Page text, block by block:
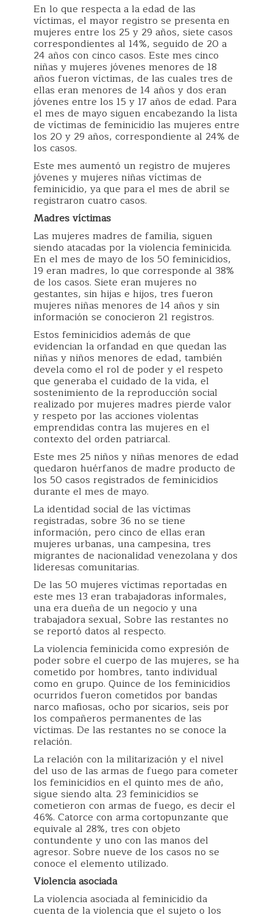
En lo que respecta a la edad de las
víctimas, el mayor registro se presenta en
mujeres entre los 25 y 29 años, siete casos
correspondientes al 14%, seguido de 20 a
24 años con cinco casos. Este mes cinco
niñas y mujeres jóvenes menores de 18
años fueron víctimas, de las cuales tres de
ellas eran menores de 14 años y dos eran
jóvenes entre los 15 y 17 años de edad. Para
el mes de mayo siguen encabezando la lista
de víctimas de feminicidio las mujeres entre
los 20 y 29 años, correspondiente al 24% de
los casos.
Este mes aumentó un registro de mujeres
jóvenes y mujeres niñas víctimas de
feminicidio, ya que para el mes de abril se
registraron cuatro casos.
Madres víctimas
Las mujeres madres de familia, siguen
siendo atacadas por la violencia feminicida.
En el mes de mayo de los 50 feminicidios,
19 eran madres, lo que corresponde al 38%
de los casos. Siete eran mujeres no
gestantes, sin hijas e hijos, tres fueron
mujeres niñas menores de 14 años y sin
información se conocieron 21 registros.
Estos feminicidios además de que
evidencian la orfandad en que quedan las
niñas y niños menores de edad, también
devela como el rol de poder y el respeto
que generaba el cuidado de la vida, el
sostenimiento de la reproducción social
realizado por mujeres madres pierde valor
y respeto por las acciones violentas
emprendidas contra las mujeres en el
contexto del orden patriarcal.
Este mes 25 niños y niñas menores de edad
quedaron huérfanos de madre producto de
los 50 casos registrados de feminicidios
durante el mes de mayo.
La identidad social de las víctimas
registradas, sobre 36 no se tiene
información, pero cinco de ellas eran
mujeres urbanas, una campesina, tres
migrantes de nacionalidad venezolana y dos
lideresas comunitarias.
De las 50 mujeres víctimas reportadas en
este mes 13 eran trabajadoras informales,
una era dueña de un negocio y una
trabajadora sexual, Sobre las restantes no
se reportó datos al respecto.
La violencia feminicida como expresión de
poder sobre el cuerpo de las mujeres, se ha
cometido por hombres, tanto individual
como en grupo. Quince de los feminicidios
ocurridos fueron cometidos por bandas
narco mafiosas, ocho por sicarios, seis por
los compañeros permanentes de las
víctimas. De las restantes no se conoce la
relación.
La relación con la militarización y el nivel
del uso de las armas de fuego para cometer
los feminicidios en el quinto mes de año,
sigue siendo alta. 23 feminicidios se
cometieron con armas de fuego, es decir el
46%. Catorce con arma cortopunzante que
equivale al 28%, tres con objeto
contundente y uno con las manos del
agresor. Sobre nueve de los casos no se
conoce el elemento utilizado.
Violencia asociada
La violencia asociada al feminicidio da
cuenta de la violencia que el sujeto o los